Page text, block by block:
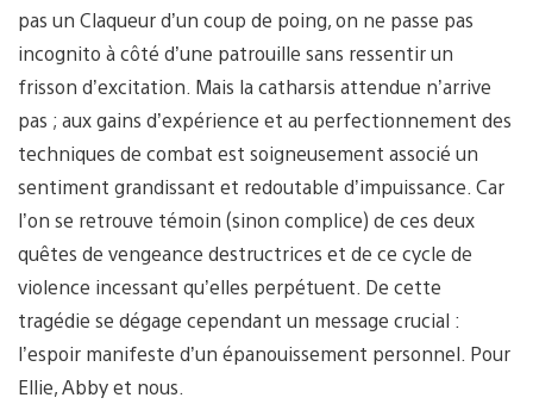
pas un Claqueur d’un coup de poing, on ne passe pas
incognito à côté d’une patrouille sans ressentir un
frisson d’excitation. Mais la catharsis attendue n’arrive
pas ; aux gains d’expérience et au perfectionnement des
techniques de combat est soigneusement associé un
sentiment grandissant et redoutable d’impuissance. Car
l’on se retrouve témoin (sinon complice) de ces deux
quêtes de vengeance destructrices et de ce cycle de
violence incessant qu’elles perpétuent. De cette
tragédie se dégage cependant un message crucial :
l’espoir manifeste d’un épanouissement personnel. Pour
Ellie, Abby et nous.